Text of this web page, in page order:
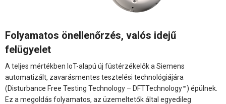
Folyamatos önellenőrzés, valós idejű
felügyelet
A teljes mértékben IoT-alapú új füstérzékelők a Siemens
automatizált, zavarásmentes tesztelési technológiájára
(Disturbance Free Testing Technology – DFTTechnology™) épülnek.
Ez a megoldás folyamatos, az üzemeltetők által egyedileg